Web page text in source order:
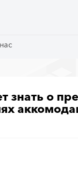
знать о